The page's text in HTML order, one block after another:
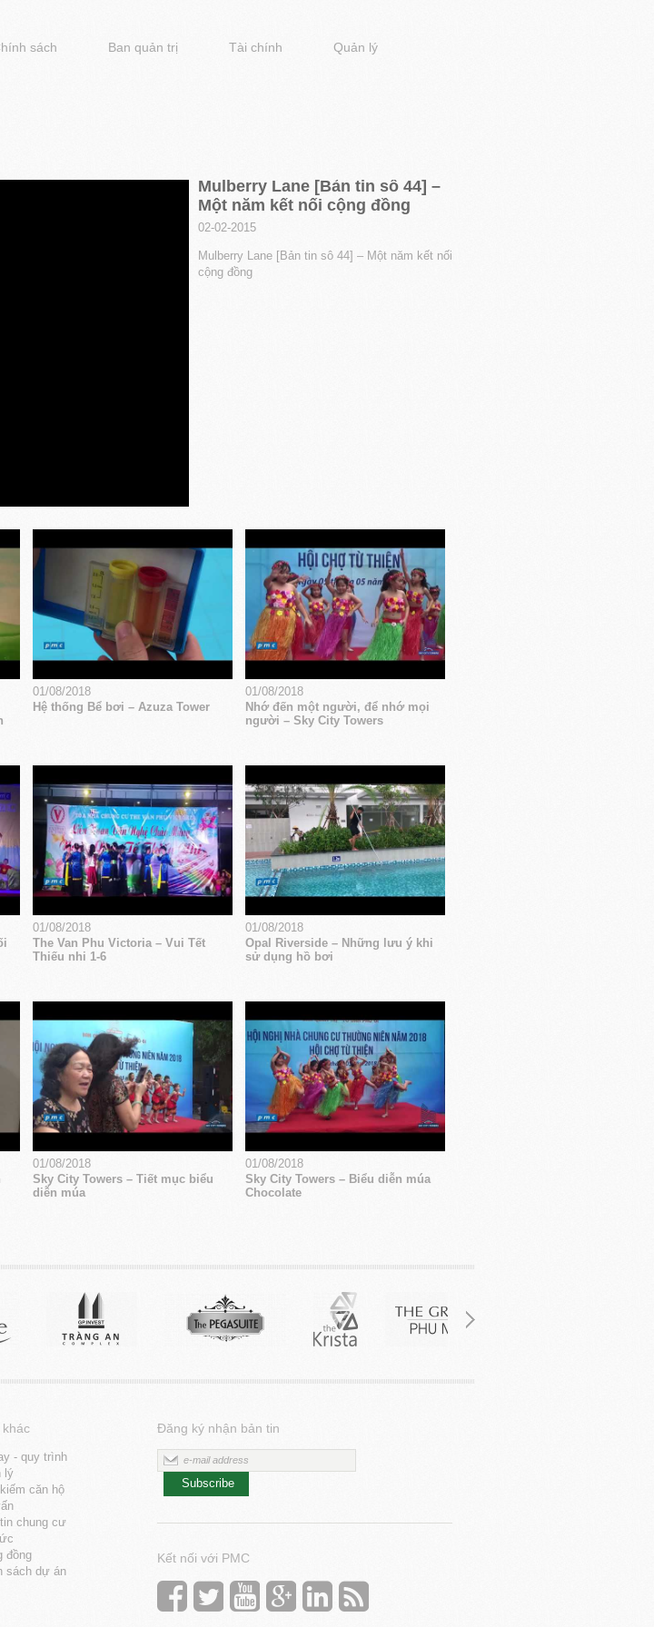
sách Ban quản trị Tài chính Quản lý
Mulberry Lane [Bản tin sô 44] –
Một năm kết nối cộng đồng
02-02-2015
Mulberry Lane [Bản tin sô 44] – Một năm kết nối
cộng đồng
01/08/2018
Hệ thống Bể bơi – Azuza Tower
01/08/2018
Nhớ đến một người, để nhớ mọi
người – Sky City Towers
01/08/2018
The Van Phu Victoria – Vui Tết
Thiếu nhi 1-6
01/08/2018
Opal Riverside – Những lưu ý khi
sử dụng hồ bơi
01/08/2018
Sky City Towers – Tiết mục biểu
diễn múa
01/08/2018
Sky City Towers – Biểu diễn múa
Chocolate
khác
- quy trình
lý
căn hộ
chung cư
đồng
sách dự án
Đăng ký nhận bản tin
Subscribe
Kết nối với PMC